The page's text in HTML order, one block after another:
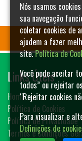
Links Úteis
Home
Política de Cookies
Política de Privacidade
Termos e Condições
Nós usamos
sua navegação
coletar cookies de
ajudem a fazer
site.Política de
Você pode aceitar
todos” ou rejeitar
“Rejeitar cookies
Para visualizar e
Definições de